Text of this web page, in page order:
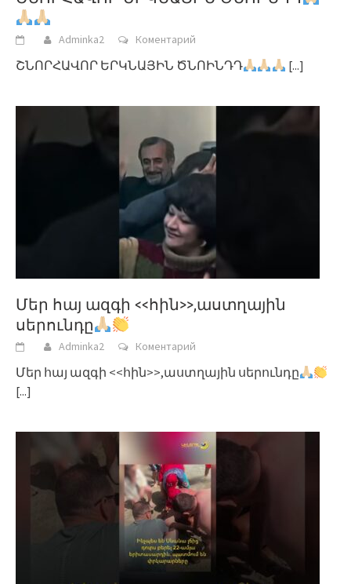
Adminka2 Коментарий
ՇՆՈՐՀԱՎՈՐ ԵՐԿՆԱՅԻՆ ԾՆՈԻՆԴԴ [...]
Մեր հայ ազգի <<հին>>,աստղային
սերունդը
Adminka2 Коментарий
Մեր հայ ազգի <<հին>>,աստղային սերունդը
[...]